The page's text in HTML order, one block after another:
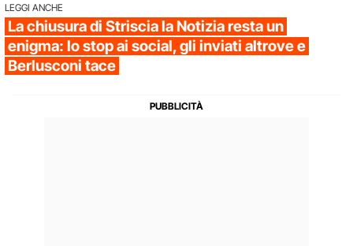
LEGGI ANCHE
La chiusura di Striscia la Notizia resta un
enigma: lo stop ai social, gli inviati altrove e
Berlusconi tace